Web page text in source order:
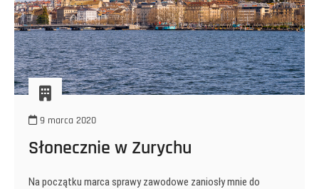
9 marca 2020
Słonecznie w Zurychu
Na początku marca sprawy zawodowe zaniosły mnie do